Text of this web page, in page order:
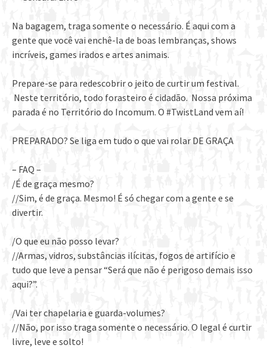
Na bagagem, traga somente o necessário. É aqui com a
gente que você vai enchê-la de boas lembranças, shows
incríveis, games irados e artes animais.
Prepare-se para redescobrir o jeito de curtir um festival.
Neste território, todo forasteiro é cidadão. Nossa próxima
parada é no Território do Incomum. O #TwistLand vem aí!
PREPARADO? Se liga em tudo o que vai rolar DE GRAÇA
– FAQ –
/É de graça mesmo?
//Sim, é de graça. Mesmo! É só chegar com a gente e se
divertir.
/O que eu não posso levar?
//Armas, vidros, substâncias ilícitas, fogos de artifício e
tudo que leve a pensar “Será que não é perigoso demais isso
aqui?”.
/Vai ter chapelaria e guarda-volumes?
//Não, por isso traga somente o necessário. O legal é curtir
livre, leve e solto!